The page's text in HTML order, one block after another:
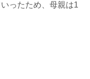
ったため、母親は1